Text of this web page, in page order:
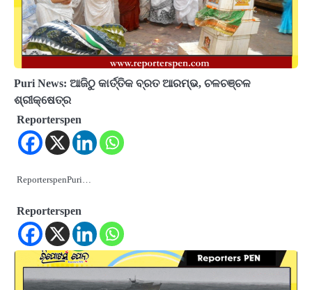
Puri News: ଆଜିଠୁ କାର୍ତ୍ତିକ ବ୍ରତ ଆରମ୍ଭ, ଚଳଚଞ୍ଚଳ
ଶ୍ରୀକ୍ଷେତ୍ର
Reporterspen
ReporterspenPuri…
Reporterspen